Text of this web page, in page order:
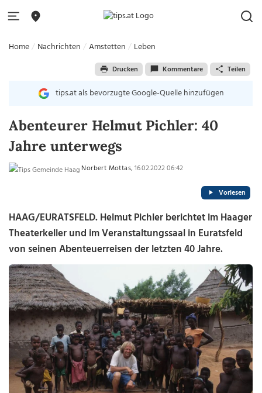
Home Nachrichten Amstetten Leben
Drucken Kommentare Teilen
tips.at als bevorzugte Google-Quelle hinzufügen
Abenteurer Helmut Pichler: 40
Jahre unterwegs
Norbert Mottas, 16.02.2022 06:42
Vorlesen
HAAG/EURATSFELD. Helmut Pichler berichtet im Haager
Theaterkeller und im Veranstaltungssaal in Euratsfeld
von seinen Abenteuerreisen der letzten 40 Jahre.